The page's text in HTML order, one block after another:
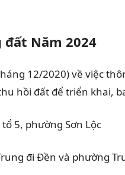
đất Năm 2024
12/2020) về việc
hồi đất để triển khai,
5, phường Sơn Lộc
đi Đền và phường